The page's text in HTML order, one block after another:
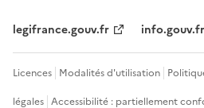
legifrance.gouv.fr info.gouv.fr
Licences Modalités d'utilisation
légales Accessibilité : partiellement